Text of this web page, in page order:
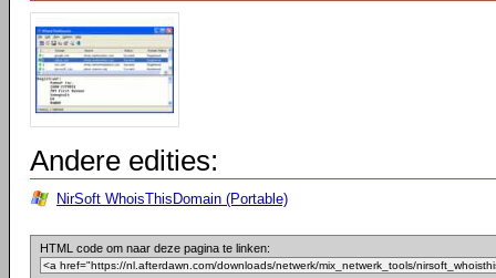
Andere edities:
NirSoft WhoisThisDomain (Portable)
HTML code om naar deze pagina te linken: